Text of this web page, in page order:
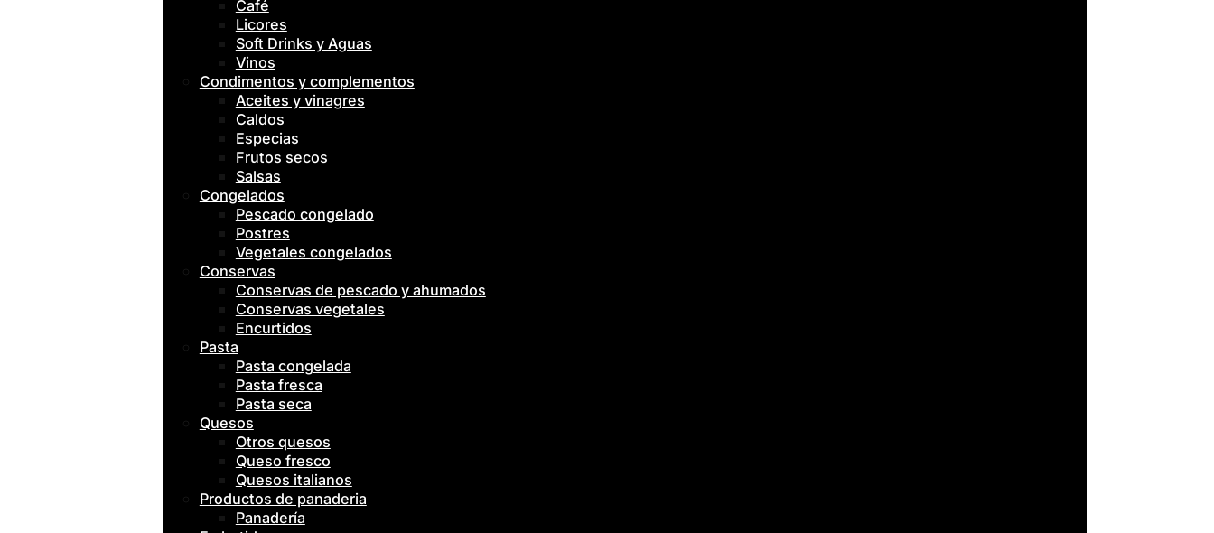
Café
Licores
Soft Drinks y Aguas
Vinos
Condimentos y complementos
Aceites y vinagres
Caldos
Especias
Frutos secos
Salsas
Congelados
Pescado congelado
Postres
Vegetales congelados
Conservas
Conservas de pescado y ahumados
Conservas vegetales
Encurtidos
Pasta
Pasta congelada
Pasta fresca
Pasta seca
Quesos
Otros quesos
Queso fresco
Quesos italianos
Productos de panaderia
Panadería